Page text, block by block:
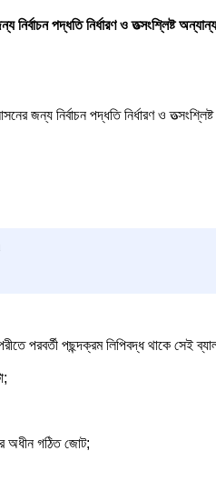
পদ্ধতি নির্ধারণ ও তত্সংশ্লিষ্ট অন্যান্য
নির্বাচন পদ্ধতি নির্ধারণ ও
পরবর্তী পছন্দক্রম লিপিবদ্ধ থাকে সেই
অধীন গঠিত জোট;